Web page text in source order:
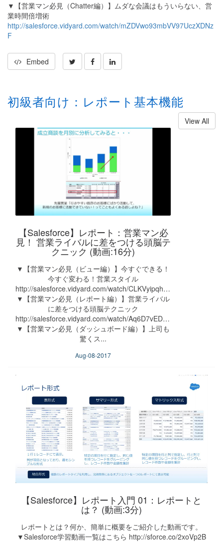
▼【営業マン必見（Chatter編）】ムダな会議はもういらない、営
業時間倍増術
http://salesforce.vidyard.com/watch/mZDVwo93mbVV97UczXDNz
F
Embed
初級者向け：レポート基本機能
View All
【Salesforce】レポート：営業マン必
見！ 営業ライバルに差をつける頭脳テ
クニック (動画:16分)
▼【営業マン必見（ビュー編）】今すぐできる！
今すぐ変わる！営業スタイル
http://salesforce.vidyard.com/watch/CLKVyipqhNjtqMiHzhrsPn
▼【営業マン必見（レポート編）】営業ライバル
に差をつける頭脳テクニック
http://salesforce.vidyard.com/watch/
▼【営業マン必見（ダッシュボード編）】上司も
驚くス...
Aug-08-2017
【Salesforce】レポート入門 01：レポートと
は？ (動画:3分)
レポートとは？何か、簡単に概要をご紹介した動画です。
▼Salesforce学習動画一覧はこちら http://sforce.co/2xoVp2B